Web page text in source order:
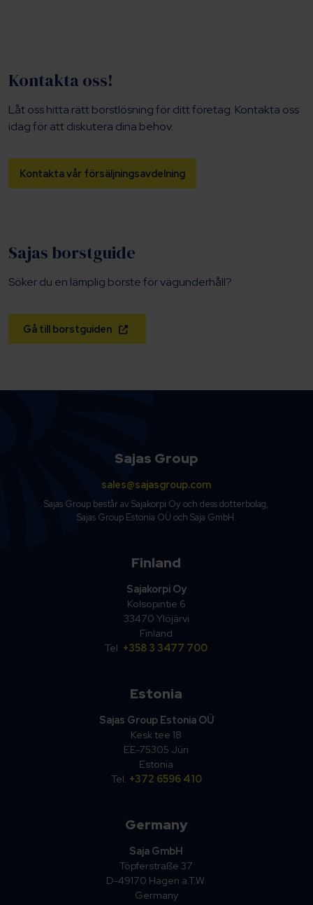
Kontakta oss!
Låt oss hitta rätt borstlösning för ditt företag. Kontakta oss
idag för att diskutera dina behov.
Kontakta vår försäljningsavdelning
Sajas borstguide
Söker du en lämplig borste för vägunderhåll?
Gå till borstguiden
Sajas Group
sales@sajasgroup.com
Sajas Group består av Sajakorpi Oy och dess dotterbolag,
Sajas Group Estonia OÜ och Saja GmbH.
Finland
Sajakorpi Oy
Kolsopintie 6
33470 Ylöjärvi
Finland
Tel. +358 3 3477 700
Estonia
Sajas Group Estonia OÜ
Kesk tee 18
EE-75305 Jüri
Estonia
Tel. +372 6596 410
Germany
Saja GmbH
Töpferstraße 37
D-49170 Hagen a.T.W.
Germany